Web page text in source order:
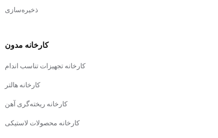
ذخیره‌سازی
کارخانه مدون
کارخانه تجهیزات تناسب اندام
کارخانه هالتر
کارخانه ریخته‌گری آهن
کارخانه محصولات لاستیکی